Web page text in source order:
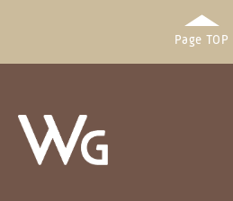
Page TOP